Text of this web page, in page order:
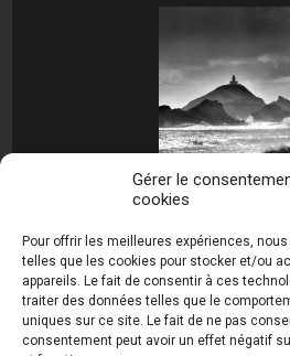
Gérer le
cookies
Pour offrir les meilleures expériences,
telles que les cookies pour stocker et/ou
appareils. Le fait de consentir à ces
traiter des données telles que le
uniques sur ce site. Le fait de ne pas
consentement peut avoir un effet négatif